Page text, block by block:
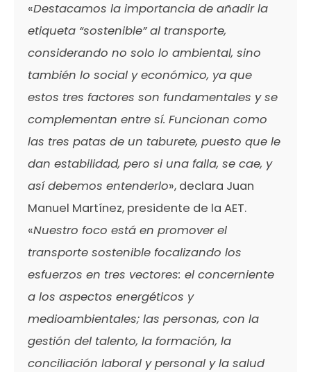
«Destacamos la importancia de añadir la
etiqueta “sostenible” al transporte,
considerando no solo lo ambiental, sino
también lo social y económico, ya que
estos tres factores son fundamentales y se
complementan entre sí. Funcionan como
las tres patas de un taburete, puesto que le
dan estabilidad, pero si una falla, se cae, y
así debemos entenderlo», declara Juan
Manuel Martínez, presidente de la AET.
«Nuestro foco está en promover el
transporte sostenible focalizando los
esfuerzos en tres vectores: el concerniente
a los aspectos energéticos y
medioambientales; las personas, con la
gestión del talento, la formación, la
conciliación laboral y personal y la salud